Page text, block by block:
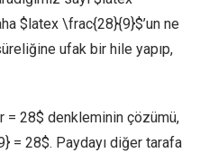
$latex \frac{28}{9}$’un ne
ufak bir hile yapıp,
= 28$ denkleminin çözümü,
= 28$. Paydayı diğer tarafa